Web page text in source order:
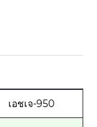
เอชเจ-950